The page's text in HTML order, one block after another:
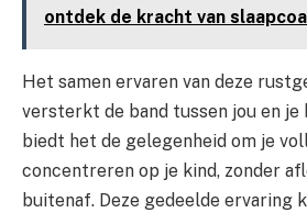
ontdek de kracht van
Het samen ervaren van deze
versterkt de band tussen jou en je
biedt het de gelegenheid om je
concentreren op je kind, zonder
buitenaf. Deze gedeelde ervaring